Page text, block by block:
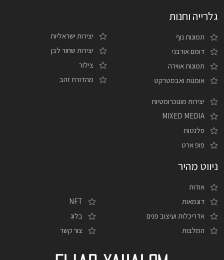
גלרייה וחנות
תמונות נוף
דומם אורבני
תמונות אווירה
אומנות ואבסטרקט
יצירות ישראליות
יצירות שחור לבן
צילור
מהדורת זהב
יצירות מונוכרומטיות
MIXED MEDIA
פלנטות
פופ ארט
ניווט מהיר
אודות
דוגמאות
אדריכלות ועיצוב פנים
המלצות
NFT
בלוג
צור קשר